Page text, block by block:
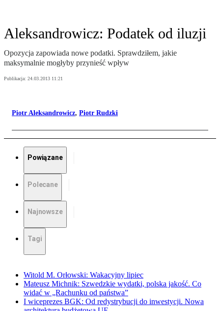
Aleksandrowicz: Podatek od iluzji
Opozycja zapowiada nowe podatki. Sprawdziłem, jakie
maksymalnie mogłyby przynieść wpływ
Publikacja: 24.03.2013 11:21
Piotr Aleksandrowicz, Piotr Rudzki
Powiązane
Polecane
Najnowsze
Tagi
Witold M. Orłowski: Wakacyjny lipiec
Mateusz Michnik: Szwedzkie wydatki, polska jakość. Co
widać w „Rachunku od państwa”
I wiceprezes BGK: Od redystrybucji do inwestycji. Nowa